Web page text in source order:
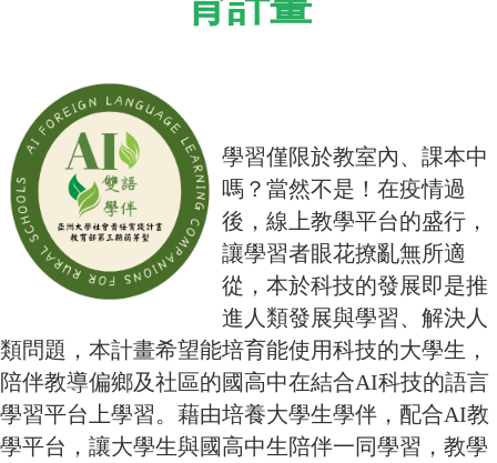
學習僅限於教室內、課本中
嗎？當然不是！在疫情過
後，線上教學平台的盛行，
讓學習者眼花撩亂無所適
從，本於科技的發展即是推
進人類發展與學習、解決人
類問題，本計畫希望能培育能使用科技的大學生，
陪伴教導偏鄉及社區的國高中在結合AI科技的語言
學習平台上學習。藉由培養大學生學伴，配合AI教
學平台，讓大學生與國高中生陪伴一同學習，教學